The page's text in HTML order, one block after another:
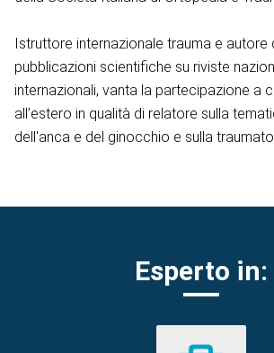
Istruttore internazionale trauma e autore
pubblicazioni scientifiche su riviste
internazionali, vanta la partecipazione a
all’estero in qualità di relatore sulla
dell'anca e del ginocchio e sulla
Esperto in: